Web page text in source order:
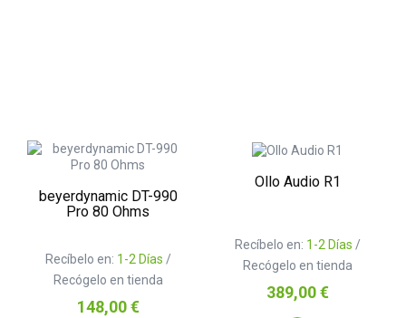
beyerdynamic DT-990
Pro 80 Ohms
Recíbelo en: 1-2 Días /
Recógelo en tienda
Precio
148,00 €
Ollo Audio R1
Recíbelo en: 1-2 Días /
Recógelo en tienda
Precio
389,00 €